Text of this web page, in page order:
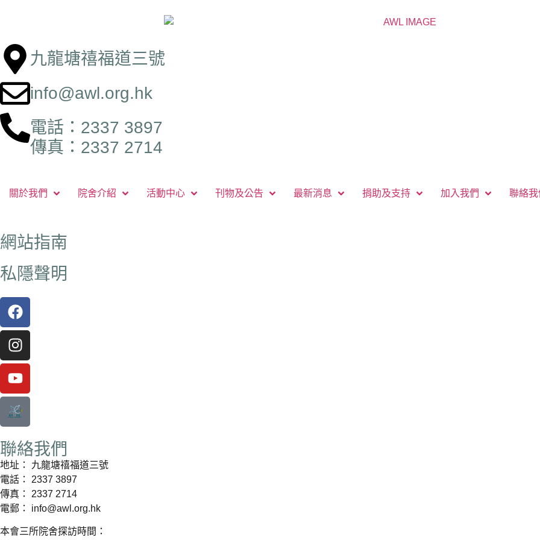
九龍塘禧福道三號
info@awl.org.hk
電話：2337 3897
傳真：2337 2714
關於我們 院舍介紹 活動中心 刊物及公告 最新消息 捐助及支持 加入我們 聯絡我
網站指南
私隱聲明
聯絡我們
地址： 九龍塘禧福道三號
電話： 2337 3897
傳真： 2337 2714
電郵： info@awl.org.hk
本會三所院舍探訪時間：